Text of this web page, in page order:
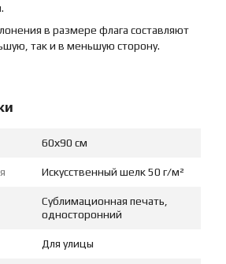
в размере флага составляют
так и в меньшую сторону.
60х90 см
Искусственный шелк 50 г/м²
Сублимационная печать,
односторонний
Для улицы